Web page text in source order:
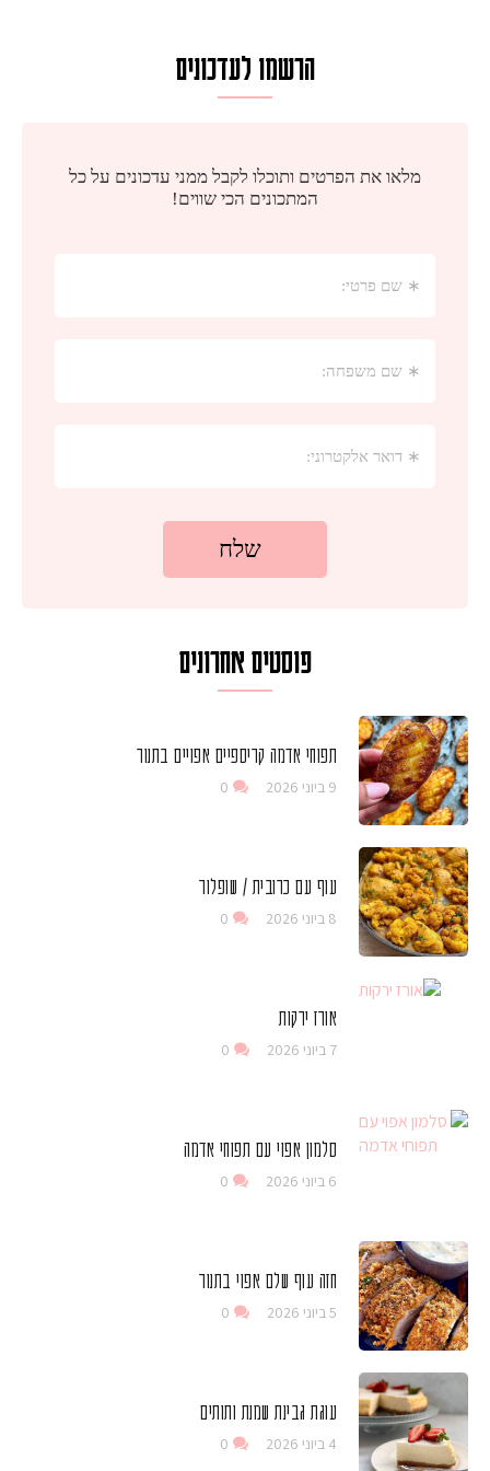
הרשמו לעדכונים
פוסטים אחרונים
תפוחי אדמה קריספיים אפויים בתנור
9 ביוני 2026 0
עוף עם כרובית / שופלור
8 ביוני 2026 0
אורז ירקות
7 ביוני 2026 0
סלמון אפוי עם תפוחי אדמה
6 ביוני 2026 0
חזה עוף שלם אפוי בתנור
5 ביוני 2026 0
עוגת גבינת שמנת ותותים
4 ביוני 2026 0